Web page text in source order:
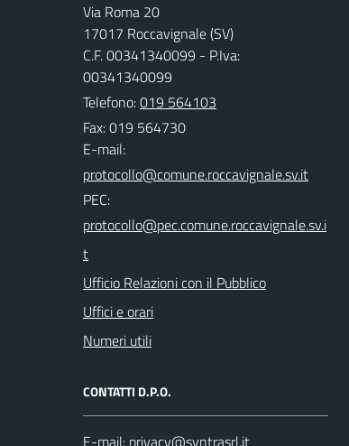
Via Roma 20
17017 Roccavignale (SV)
C.F. 00341340099 - P.Iva:
00341340099
Telefono:019 564103
Fax: 019 564730
E-mail:
PEC:
Ufficio Relazioni con il Pubblico
Uffici e orari
Numeri utili
CONTATTI D.P.O.
E-mail: